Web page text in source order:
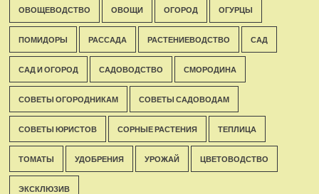
ОВОЩЕВОДСТВО ОВОЩИ ОГОРОД ОГУРЦЫ
ПОМИДОРЫ РАССАДА РАСТЕНИЕВОДСТВО САД
САД И ОГОРОД САДОВОДСТВО СМОРОДИНА
СОВЕТЫ ОГОРОДНИКАМ СОВЕТЫ САДОВОДАМ
СОВЕТЫ ЮРИСТОВ СОРНЫЕ РАСТЕНИЯ ТЕПЛИЦА
ТОМАТЫ УДОБРЕНИЯ УРОЖАЙ ЦВЕТОВОДСТВО
ЭКСКЛЮЗИВ